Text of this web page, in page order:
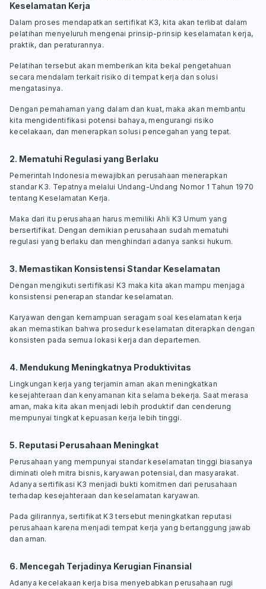
Keselamatan Kerja
Dalam proses mendapatkan sertifikat K3, kita akan terlibat dalam
pelatihan menyeluruh mengenai prinsip-prinsip keselamatan kerja,
praktik, dan peraturannya.
Pelatihan tersebut akan memberikan kita bekal pengetahuan
secara mendalam terkait risiko di tempat kerja dan solusi
mengatasinya.
Dengan pemahaman yang dalam dan kuat, maka akan membantu
kita mengidentifikasi potensi bahaya, mengurangi risiko
kecelakaan, dan menerapkan solusi pencegahan yang tepat.
2. Mematuhi Regulasi yang Berlaku
Pemerintah Indonesia mewajibkan perusahaan menerapkan
standar K3. Tepatnya melalui Undang-Undang Nomor 1 Tahun 1970
tentang Keselamatan Kerja.
Maka dari itu perusahaan harus memiliki Ahli K3 Umum yang
bersertifikat. Dengan demikian perusahaan sudah mematuhi
regulasi yang berlaku dan menghindari adanya sanksi hukum.
3. Memastikan Konsistensi Standar Keselamatan
Dengan mengikuti sertifikasi K3 maka kita akan mampu menjaga
konsistensi penerapan standar keselamatan.
Karyawan dengan kemampuan seragam soal keselamatan kerja
akan memastikan bahwa prosedur keselamatan diterapkan dengan
konsisten pada semua lokasi kerja dan departemen.
4. Mendukung Meningkatnya Produktivitas
Lingkungan kerja yang terjamin aman akan meningkatkan
kesejahteraan dan kenyamanan kita selama bekerja. Saat merasa
aman, maka kita akan menjadi lebih produktif dan cenderung
mempunyai tingkat kepuasan kerja lebih tinggi.
5. Reputasi Perusahaan Meningkat
Perusahaan yang mempunyai standar keselamatan tinggi biasanya
diminati oleh mitra bisnis, karyawan potensial, dan masyarakat.
Adanya sertifikasi K3 menjadi bukti komitmen dari perusahaan
terhadap kesejahteraan dan keselamatan karyawan.
Pada gilirannya, sertifikat K3 tersebut meningkatkan reputasi
perusahaan karena menjadi tempat kerja yang bertanggung jawab
dan aman.
6. Mencegah Terjadinya Kerugian Finansial
Adanya kecelakaan kerja bisa menyebabkan perusahaan rugi